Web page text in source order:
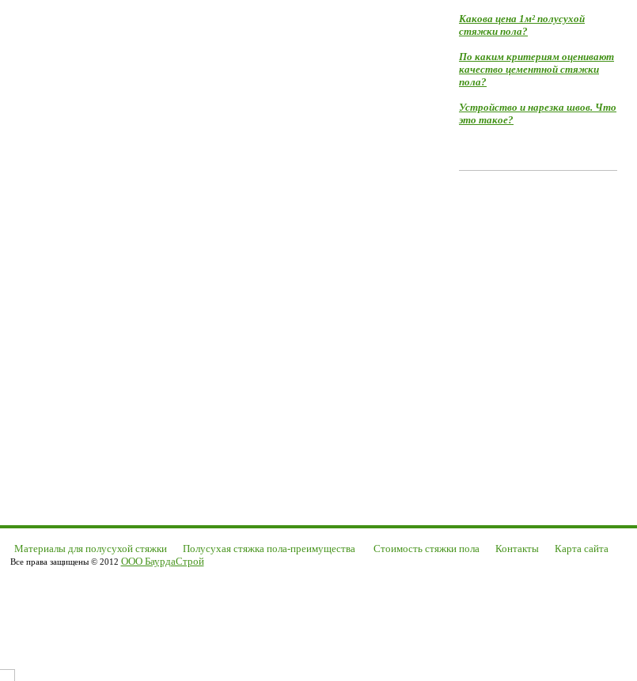
Какова цена 1м² полусухой
стяжки пола?
По каким критериям оценивают
качество цементной стяжки
пола?
Устройство и нарезка швов. Что
это такое?
Материалы для полусухой стяжки Полусухая стяжка пола-преимущества Стоимость стяжки пола Контакты Карта сайта
Все права защищены © 2012 ООО БаурдаСтрой